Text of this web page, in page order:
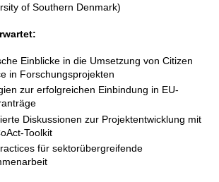
of Southern Denmark)
Einblicke in die Umsetzung von Citizen
in Forschungsprojekten
zur erfolgreichen Einbindung in EU-
Diskussionen zur Projektentwicklung mit
Toolkit
für sektorübergreifende